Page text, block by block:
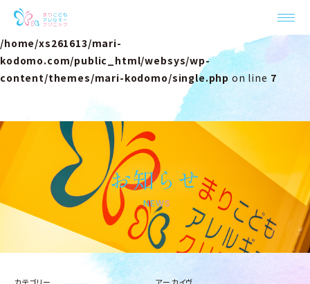
Warning: Undefined property: stdClass::$label in
/home/xs261613/mari-
kodomo.com/public_html/websys/wp-
content/themes/mari-kodomo/single.phpon line 7
お知らせ
NEWS